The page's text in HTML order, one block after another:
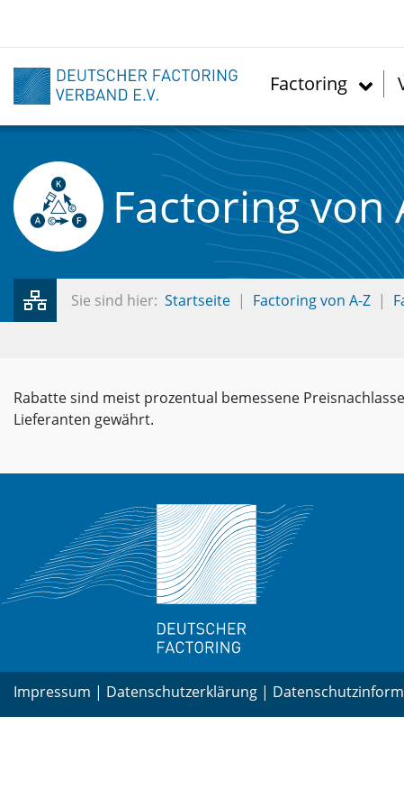
Factoring
Factoring von
Sie sind hier: Startseite Factoring von A-Z
Rabatte sind meist prozentual bemessene
Lieferanten gewährt.
Impressum | Datenschutzerklärung |